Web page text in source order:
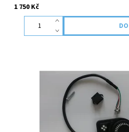
1 750 Kč
Základní ovládací prvek topení.